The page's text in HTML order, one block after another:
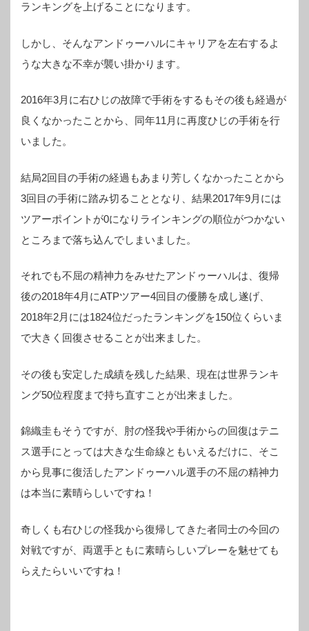
ランキングを上げることになります。
しかし、そんなアンドゥーハルにキャリアを左右するよ
うな大きな不幸が襲い掛かります。
2016年3月に右ひじの故障で手術をするもその後も経過が
良くなかったことから、同年11月に再度ひじの手術を行
いました。
結局2回目の手術の経過もあまり芳しくなかったことから
3回目の手術に踏み切ることとなり、結果2017年9月には
ツアーポイントが0になりラインキングの順位がつかない
ところまで落ち込んでしまいました。
それでも不屈の精神力をみせたアンドゥーハルは、復帰
後の2018年4月にATPツアー4回目の優勝を成し遂げ、
2018年2月には1824位だったランキングを150位くらいま
で大きく回復させることが出来ました。
その後も安定した成績を残した結果、現在は世界ランキ
ング50位程度まで持ち直すことが出来ました。
錦織圭もそうですが、肘の怪我や手術からの回復はテニ
ス選手にとっては大きな生命線ともいえるだけに、そこ
から見事に復活したアンドゥーハル選手の不屈の精神力
は本当に素晴らしいですね！
奇しくも右ひじの怪我から復帰してきた者同士の今回の
対戦ですが、両選手ともに素晴らしいプレーを魅せても
らえたらいいですね！